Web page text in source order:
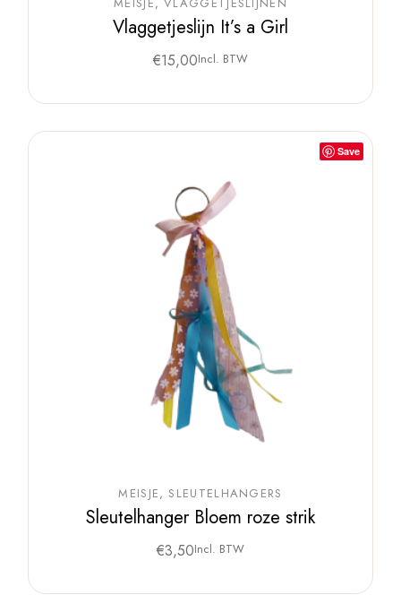
Vlaggetjeslijn It’s a Girl
€15,00Incl. BTW
Save
MEISJE SLEUTELHANGERS
Sleutelhanger Bloem roze strik
€3,50Incl. BTW